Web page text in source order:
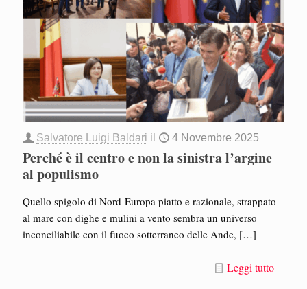
Salvatore Luigi Baldari il 4 Novembre 2025
Perché è il centro e non la sinistra l’argine
al populismo
Quello spigolo di Nord-Europa piatto e razionale, strappato
al mare con dighe e mulini a vento sembra un universo
inconciliabile con il fuoco sotterraneo delle Ande, […]
Leggi tutto